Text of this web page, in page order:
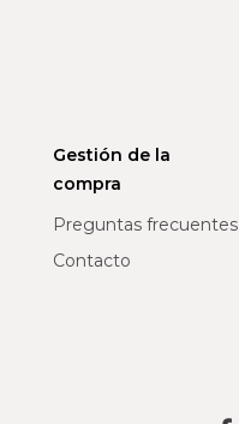
Gestión de la
compra
Preguntas frecuentes
Contacto